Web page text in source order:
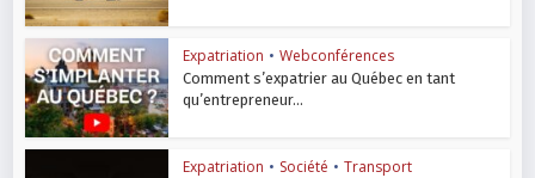
Expatriation • Webconférences
Comment s’expatrier au Québec en tant
qu’entrepreneur...
Expatriation • Société • Transport